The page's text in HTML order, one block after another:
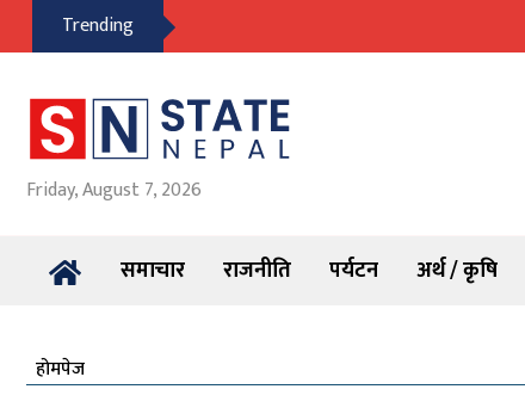
Trending
Friday, August 7, 2026
समाचार राजनीति पर्यटन अर्थ / कृषि
होमपेज